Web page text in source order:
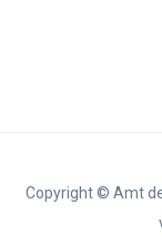
Copyright © Amt